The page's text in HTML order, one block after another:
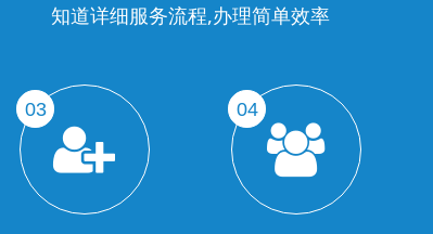
知道详细服务流程,办理简单效率
03 04